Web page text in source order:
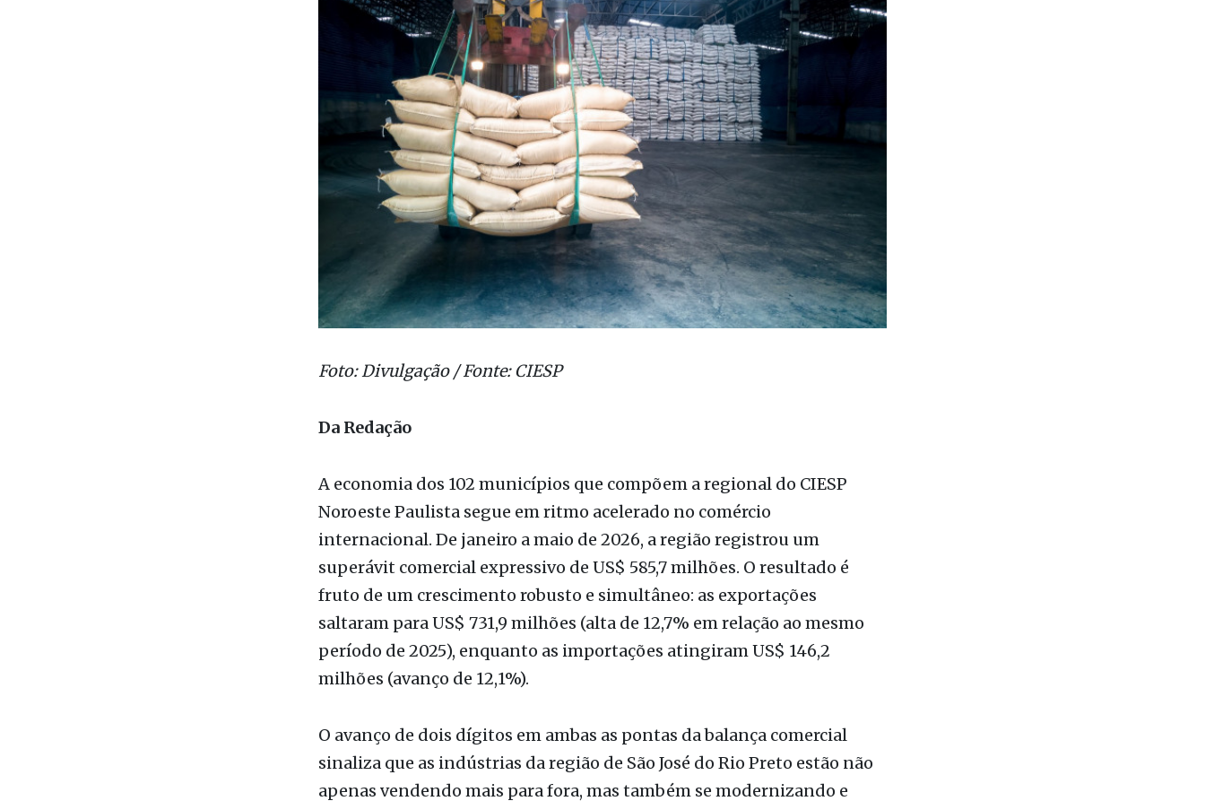
Foto: Divulgação / Fonte: CIESP
Da Redação
A economia dos 102 municípios que compõem a regional do CIESP
internacional. De janeiro a maio de 2026, a região registrou um
fruto de um crescimento robusto e simultâneo: as exportações
saltaram para US$ 731,9 milhões (alta de 12,7% em relação ao mesmo
período de 2025), enquanto as importações atingiram US$ 146,2
milhões (avanço de 12,1%).
O avanço de dois dígitos em ambas as pontas da balança comercial
sinaliza que as indústrias da região de São José do Rio Preto estão não
apenas vendendo mais para fora, mas também se modernizando e
Para o diretor de Comércio Exterior do Ciesp Noroeste Paulista, Caubi
Camargo, os dados refletem a resiliência e o apetite do empresariado